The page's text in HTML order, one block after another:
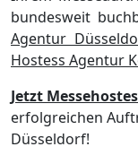
bundesweit
Agentur
Hostess Agentur
Jetzt
erfolgreichen
Düsseldorf!